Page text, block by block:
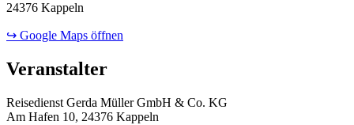
24376 Kappeln
↪ Google Maps öffnen
Veranstalter
Reisedienst Gerda Müller GmbH & Co. KG
Am Hafen 10, 24376 Kappeln